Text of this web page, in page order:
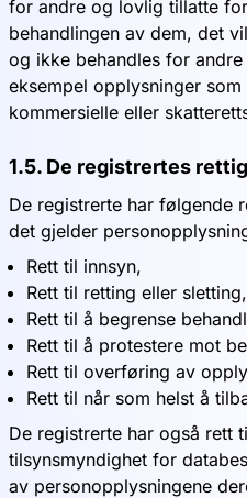
for andre og lovlig tillatte
behandlingen av dem, det
og ikke behandles for
eksempel opplysninger
kommersielle eller
1.5. De registrertes
De registrerte har følgende
det gjelder
Rett til innsyn,
Rett til retting eller sletting,
Rett til å begrense
Rett til å protestere mot
Rett til overføring av
Rett til når som helst å
De registrerte har også rett
tilsynsmyndighet for
av personopplysningene